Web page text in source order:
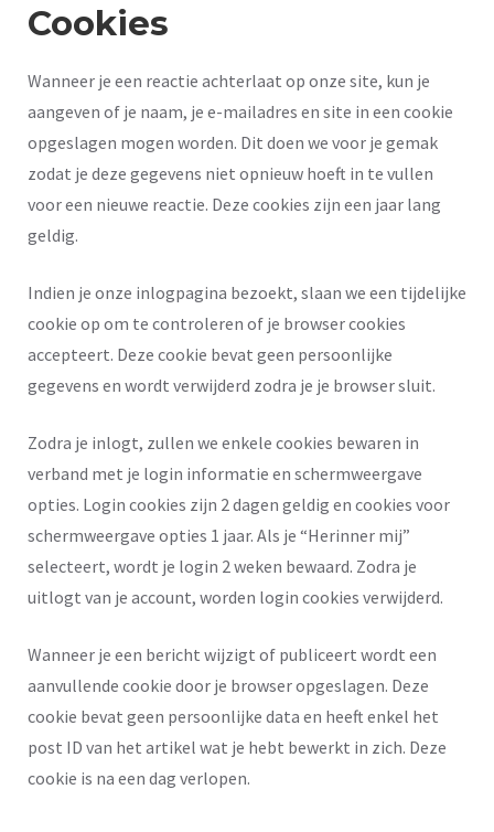
Cookies
Wanneer je een reactie achterlaat op onze site, kun je
aangeven of je naam, je e-mailadres en site in een cookie
opgeslagen mogen worden. Dit doen we voor je gemak
zodat je deze gegevens niet opnieuw hoeft in te vullen
voor een nieuwe reactie. Deze cookies zijn een jaar lang
geldig.
Indien je onze inlogpagina bezoekt, slaan we een tijdelijke
cookie op om te controleren of je browser cookies
accepteert. Deze cookie bevat geen persoonlijke
gegevens en wordt verwijderd zodra je je browser sluit.
Zodra je inlogt, zullen we enkele cookies bewaren in
verband met je login informatie en schermweergave
opties. Login cookies zijn 2 dagen geldig en cookies voor
schermweergave opties 1 jaar. Als je “Herinner mij”
selecteert, wordt je login 2 weken bewaard. Zodra je
uitlogt van je account, worden login cookies verwijderd.
Wanneer je een bericht wijzigt of publiceert wordt een
aanvullende cookie door je browser opgeslagen. Deze
cookie bevat geen persoonlijke data en heeft enkel het
post ID van het artikel wat je hebt bewerkt in zich. Deze
cookie is na een dag verlopen.